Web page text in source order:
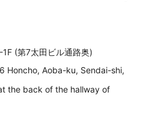
(第7太田ビル通路奥)
Honcho, Aoba-ku, Sendai-shi,
the back of the hallway of